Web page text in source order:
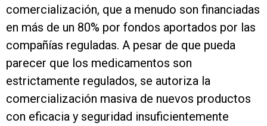
comercialización, que a menudo son financiadas
en más de un 80% por fondos aportados por las
compañías reguladas. A pesar de que pueda
parecer que los medicamentos son
estrictamente regulados, se autoriza la
comercialización masiva de nuevos productos
con eficacia y seguridad insuficientemente